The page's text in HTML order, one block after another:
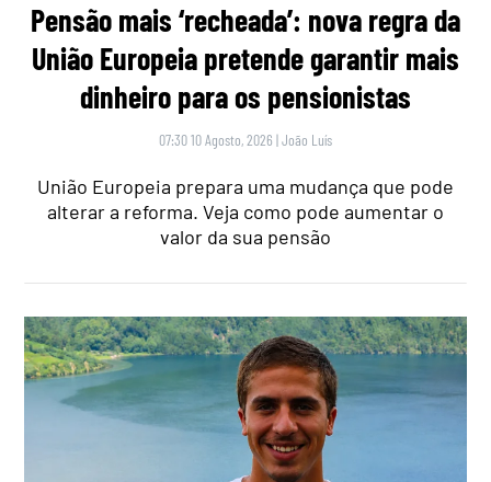
Pensão mais ‘recheada’: nova regra da
União Europeia pretende garantir mais
dinheiro para os pensionistas
07:30 10 Agosto, 2026 |João Luís
União Europeia prepara uma mudança que pode
alterar a reforma. Veja como pode aumentar o
valor da sua pensão